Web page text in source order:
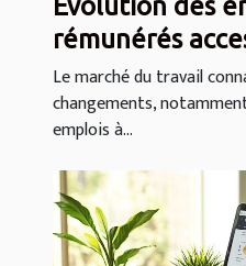
rémunérés
diplôme
Le marché du travail
changements,
emplois à...